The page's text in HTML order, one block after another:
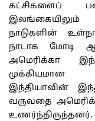
கட்சிகளைப்
இலங்கையிலும்
நாடுகளின்
நாடாக மோடி
அமெரிக்கா
முக்கியமான
இந்தியாவின்
வருவதை